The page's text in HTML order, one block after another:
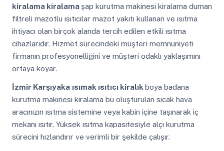
kiralama kiralama şap kurutma makinesi kiralama duman
filtreli mazotlu ısıtıcılar mazot yakıtı kullanan ve ısıtma
ihtiyacı olan birçok alanda tercih edilen etkili ısıtma
cihazlarıdır. Hizmet sürecindeki müşteri memnuniyeti
firmanın profesyonelliğini ve müşteri odaklı yaklaşımını
ortaya koyar.
İzmir Karşıyaka ısımak ısıtıcı kiralık boya badana
kurutma makinesi kiralama bu oluşturulan sıcak hava
aracınızın ısıtma sistemine veya kabin içine taşınarak iç
mekanı ısıtır. Yüksek ısıtma kapasitesiyle alçı kurutma
sürecini hızlandırır ve verimli bir şekilde çalışır.